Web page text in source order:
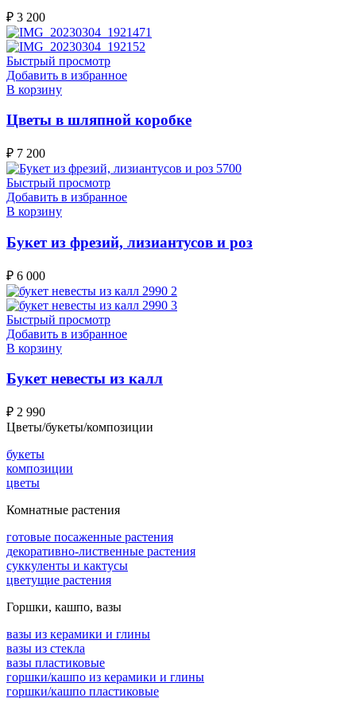
₽ 3 200
Быстрый просмотр
Добавить в избранное
В корзину
Цветы в шляпной коробке
₽ 7 200
Быстрый просмотр
Добавить в избранное
В корзину
Букет из фрезий, лизиантусов и роз
₽ 6 000
Быстрый просмотр
Добавить в избранное
В корзину
Букет невесты из калл
₽ 2 990
Цветы/букеты/композиции
букеты
композиции
цветы
Комнатные растения
готовые посаженные растения
декоративно-лиственные растения
суккуленты и кактусы
цветущие растения
Горшки, кашпо, вазы
вазы из керамики и глины
вазы из стекла
вазы пластиковые
горшки/кашпо из керамики и глины
горшки/кашпо пластиковые